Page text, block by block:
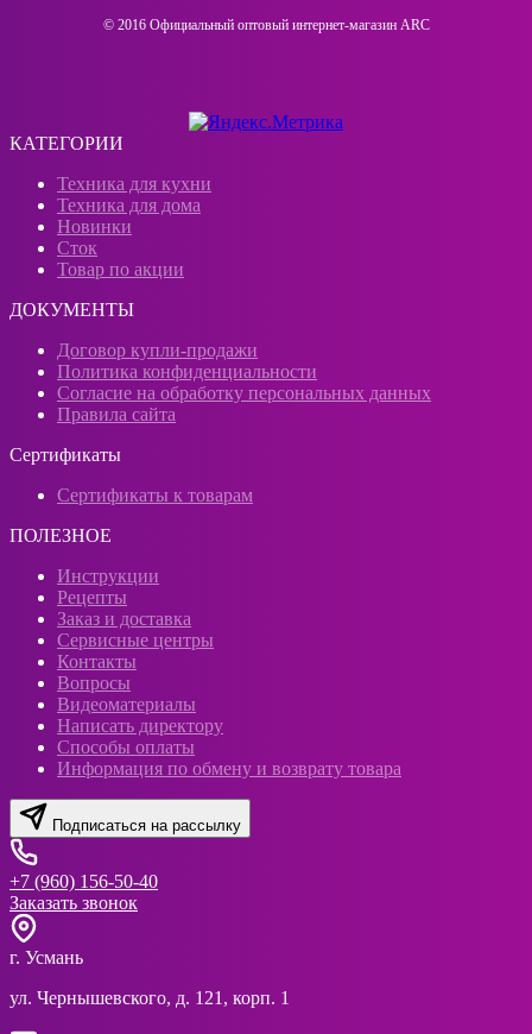
© 2016 Официальный оптовый интернeт-магазин ARC
КАТЕГОРИИ
Техника для кухни
Техника для дома
Новинки
Сток
Товар по акции
ДОКУМЕНТЫ
Договор купли-продажи
Политика конфиденциальности
Согласие на обработку персональных данных
Правила сайта
Сертификаты
Сертификаты к товарам
ПОЛЕЗНОЕ
Инструкции
Рецепты
Заказ и доставка
Сервисные центры
Контакты
Вопросы
Видеоматериалы
Написать директору
Способы оплаты
Информация по обмену и возврату товара
Подписаться на рассылку
+7 (960) 156-50-40
Заказать звонок
г. Усмань
ул. Чернышевского, д. 121, корп. 1